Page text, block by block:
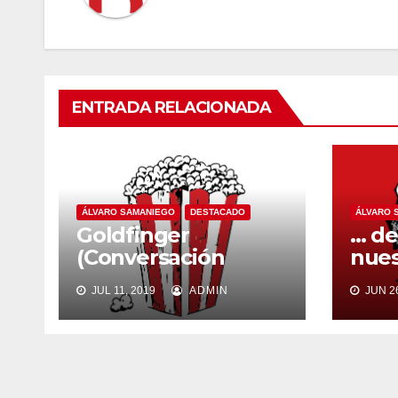
ENTRADA RELACIONADA
ÁLVARO SAMANIEGO DESTACADO
Goldfinger
(Conversación
ficticia)
JUL 11, 2019 ADMIN
ÁLVARO
…
JUN